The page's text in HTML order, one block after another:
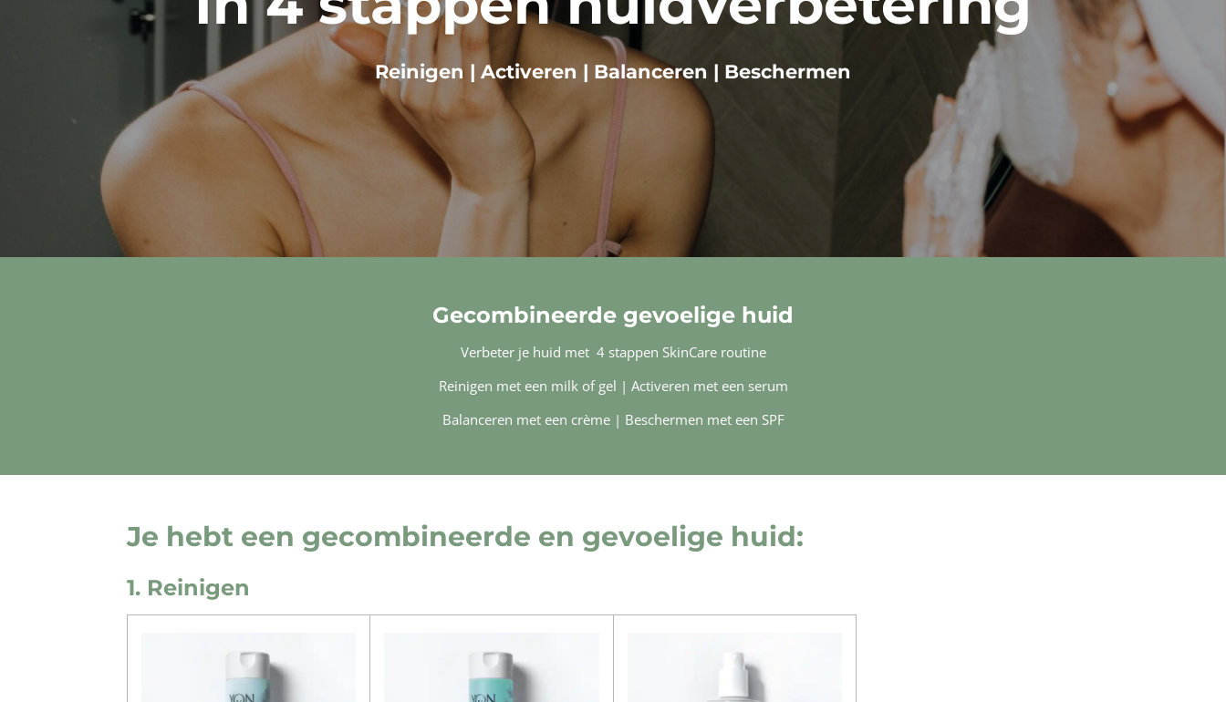
Reinigen | Activeren | Balanceren | Beschermen
Gecombineerde gevoelige huid
Verbeter je huid met 4 stappen SkinCare routine
Reinigen met een milk of gel | Activeren met een serum
Balanceren met een crème | Beschermen met een SPF
Je hebt een gecombineerde en gevoelige huid:
1. Reinigen